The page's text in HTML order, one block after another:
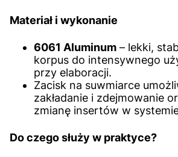
Materiał i wykonanie
6061 Aluminum – lekki,
korpus do intensywnego
przy elaboracji.
Zacisk na suwmiarce
zakładanie i zdejmowanie
zmianę insertów w
Do czego służy w praktyce?